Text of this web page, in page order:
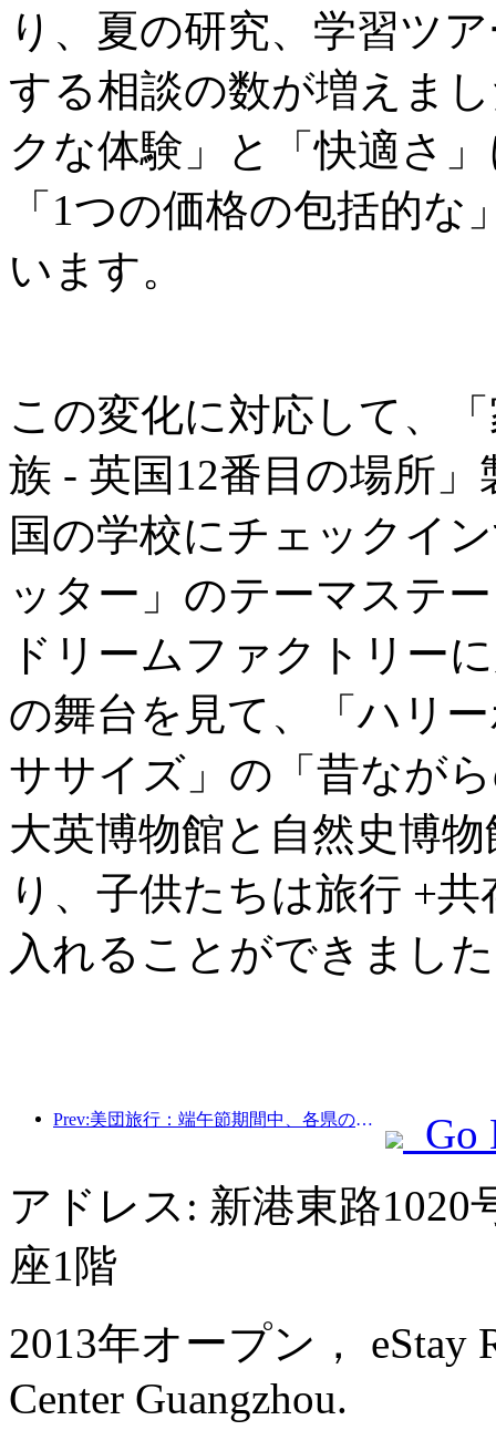
り、夏の研究、学習ツ
する相談の数が増えま
クな体験」と「快適さ
「1つの価格の包括的
います。
この変化に対応して、
族 - 英国12番目の場所
国の学校にチェックイ
ッター」のテーマステ
ドリームファクトリー
の舞台を見て、「ハリ
ササイズ」の「昔なが
大英博物館と自然史博
り、子供たちは旅行 +
入れることができまし
Prev:美団旅行：端午節期間中、各県の高級ホテルの予約が殺到、子供連れの家族が主力に
Go
アドレス: 新港東路
座1階
2013年オープン， eStay
Center Guangzhou.